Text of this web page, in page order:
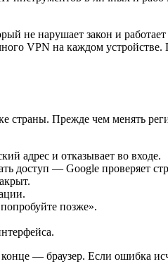
не нарушает закон и
VPN на каждом устройстве.
страны. Прежде чем менять
адрес и отказывает во входе.
доступ — Google проверяет
позже».
— браузер. Если ошибка